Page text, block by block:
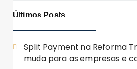
Últimos Posts
Split Payment na Reforma
muda para as empresas e